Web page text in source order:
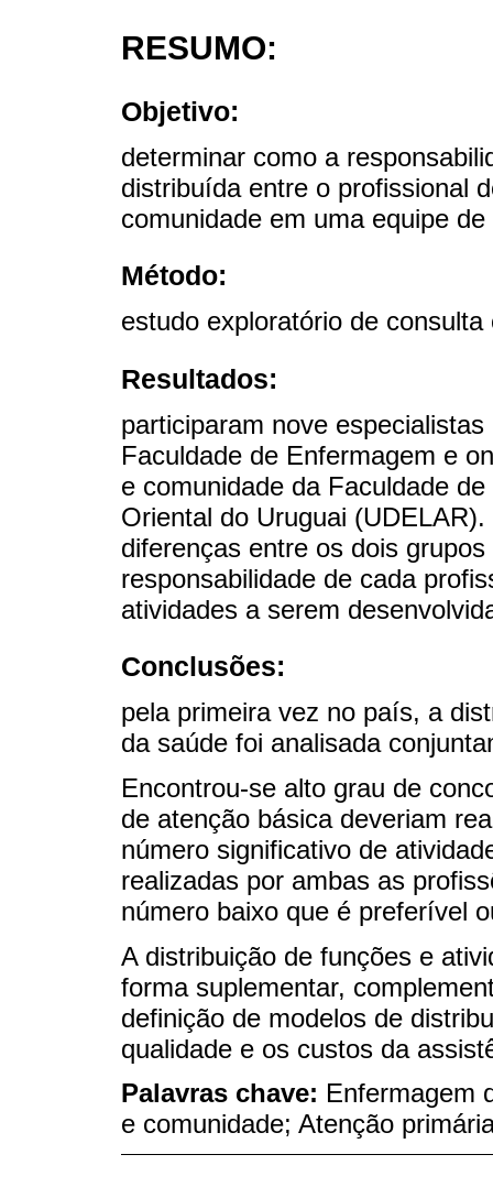
RESUMO:
Objetivo:
determinar como a
distribuída entre o profissional
comunidade em uma equipe
Método:
estudo exploratório de
Resultados:
participaram nove
Faculdade de Enfermagem e
e comunidade da Faculdade
Oriental do Uruguai
diferenças entre os dois
responsabilidade de cada
atividades a serem
Conclusões:
pela primeira vez no país, a
da saúde foi analisada
Encontrou-se alto grau de
de atenção básica deveriam
número significativo de
realizadas por ambas as
número baixo que é preferível
A distribuição de funções e
forma suplementar,
definição de modelos de
qualidade e os custos da
Palavras chave: Enfermagem
e comunidade; Atenção